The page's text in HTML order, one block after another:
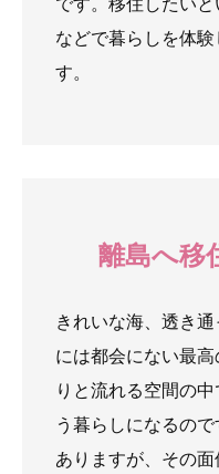
などで暮らしを体
す。
離島へ移
きれいな海、透き
には都会にない最
りと流れる空間の
う暮らしになるの
ありますが、その